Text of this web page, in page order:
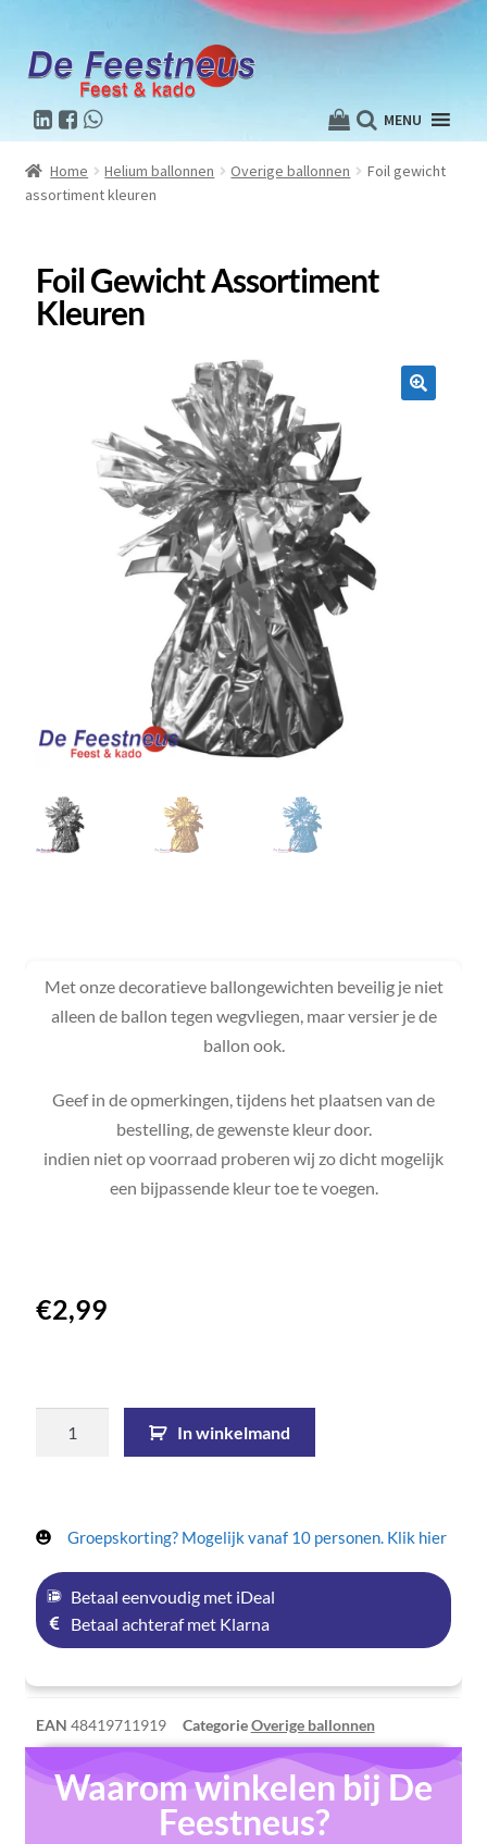
MENU
Home Helium ballonnen Overige ballonnen
Foil gewicht
assortiment kleuren
Foil Gewicht Assortiment
Kleuren
Met onze decoratieve ballongewichten beveilig je niet
alleen de ballon tegen wegvliegen, maar versier je de
ballon ook.
Geef in de opmerkingen, tijdens het plaatsen van de
bestelling, de gewenste kleur door.
indien niet op voorraad proberen wij zo dicht mogelijk
een bijpassende kleur toe te voegen.
€2,99
In winkelmand
Groepskorting? Mogelijk vanaf 10 personen. Klik hier
Betaal eenvoudig met iDeal
Betaal achteraf met Klarna
EAN 48419711919 CategorieOverige ballonnen
Waarom winkelen bij De
Feestneus?